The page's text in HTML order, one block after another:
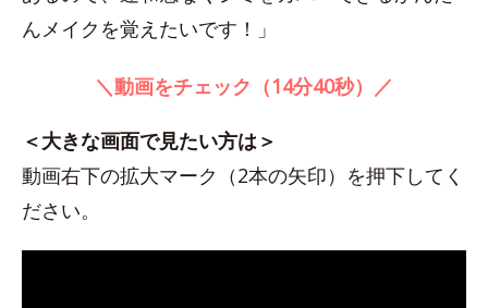
んメイクを覚えたいです！」
＼動画をチェック（14分40秒）／
＜大きな画面で見たい方は＞
動画右下の拡大マーク（2本の矢印）を押下してく
ださい。